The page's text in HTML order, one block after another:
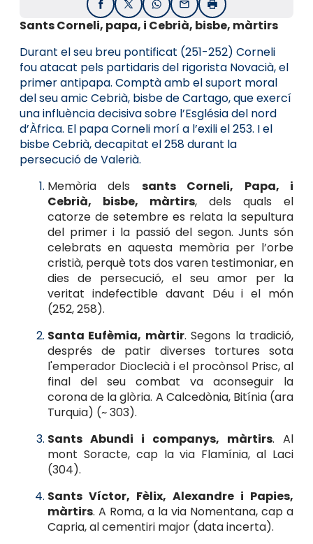
FacebookX / TwitterWhatsApp
EmailImprimir
Sants Corneli, papa, i Cebrià, bisbe, màrtirs
Durant el seu breu pontificat (251-252) Corneli
fou atacat pels partidaris del rigorista Novacià, el
primer antipapa. Comptà amb el suport moral
del seu amic Cebrià, bisbe de Cartago, que exercí
una influència decisiva sobre l’Església del nord
d’Àfrica. El papa Corneli morí a l’exili el 253. I el
bisbe Cebrià, decapitat el 258 durant la
persecució de Valerià.
Memòria dels sants Corneli, Papa, i
Cebrià, bisbe, màrtirs, dels quals el
catorze de setembre es relata la sepultura
del primer i la passió del segon. Junts són
celebrats en aquesta memòria per l’orbe
cristià, perquè tots dos varen testimoniar, en
dies de persecució, el seu amor per la
veritat indefectible davant Déu i el món
(252, 258).
Santa Eufèmia, màrtir. Segons la tradició,
després de patir diverses tortures sota
l'emperador Dioclecià i el procònsol Prisc, al
final del seu combat va aconseguir la
corona de la glòria. A Calcedònia, Bitínia (ara
Turquia) (~ 303).
Sants Abundi i companys, màrtirs. Al
mont Soracte, cap la via Flamínia, al Laci
(304).
Sants Víctor, Fèlix, Alexandre i Papies,
màrtirs. A Roma, a la via Nomentana, cap a
Capria, al cementiri major (data incerta).